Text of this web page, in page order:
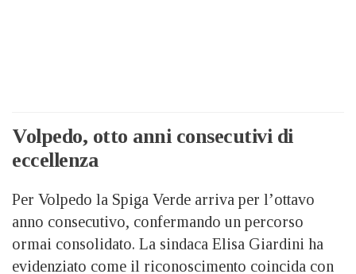
Volpedo, otto anni consecutivi di
eccellenza
Per Volpedo la Spiga Verde arriva per l’ottavo
anno consecutivo, confermando un percorso
ormai consolidato. La sindaca Elisa Giardini ha
evidenziato come il riconoscimento coincida con